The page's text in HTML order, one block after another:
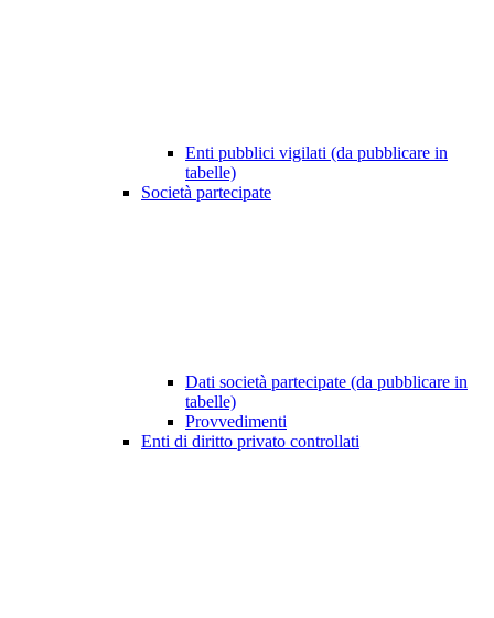
Enti pubblici vigilati (da pubblicare in
tabelle)
Società partecipate
Dati società partecipate (da pubblicare in
tabelle)
Provvedimenti
Enti di diritto privato controllati